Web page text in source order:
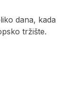
dana, kada
tržište.